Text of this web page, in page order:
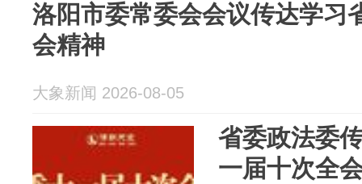
洛阳市委常委会会议传达学习
会精神
大象新闻 2026-08-05
省委政法委
一届十次全